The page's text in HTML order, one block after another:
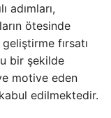
adımları,
ötesinde
fırsatı
bir şekilde
motive eden
edilmektedir.